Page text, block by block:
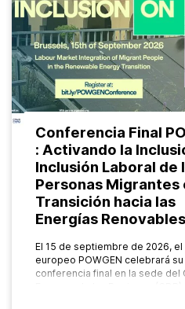
Conferencia Final
: Activando la
Inclusión Laboral de
Personas Migrantes
Transición hacia las
Energías Renovables
El 15 de septiembre de 2026,
europeo POWGEN celebrará su
conferencia final en la sede del